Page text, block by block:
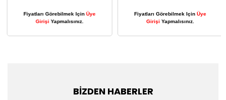
Fiyatları Görebilmek IçinÜye
GirişiYapmalısınız.
Fiyatları Görebilmek IçinÜye
GirişiYapmalısınız.
BIZDEN HABERLER